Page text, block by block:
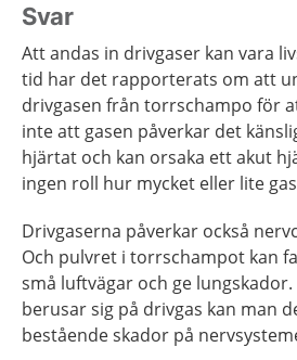
Svar
Att andas in drivgaser kan vara
tid har det rapporterats om att
drivgasen från torrschampo för
inte att gasen påverkar det
hjärtat och kan orsaka ett akut
ingen roll hur mycket eller lite
Drivgaserna påverkar också
Och pulvret i torrschampot kan
små luftvägar och ge
berusar sig på drivgas kan man
bestående skador på